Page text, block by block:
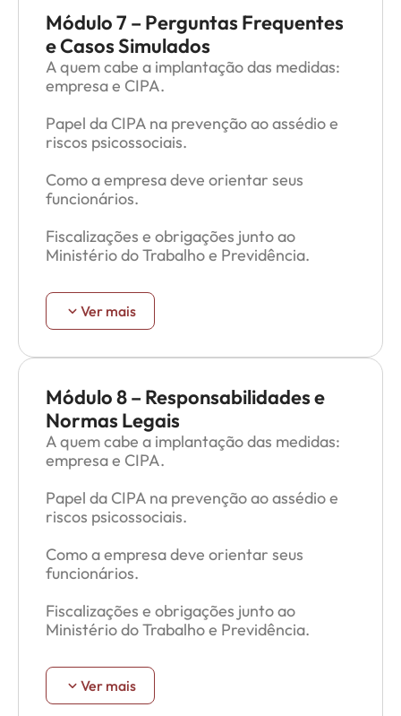
Quem pode acessar essas informações e
como devem ser armazenadas.
Cuidados com exposição de dados
Módulo 7 – Perguntas Frequentes
e Casos Simulados
A quem cabe a implantação das medidas:
empresa e CIPA.
Papel da CIPA na prevenção ao assédio e
riscos psicossociais.
Como a empresa deve orientar seus
funcionários.
Fiscalizações e obrigações junto ao
Ministério do Trabalho e Previdência.
Posicionamento da jurisprudência.
Posicionamento dos órgãos de fiscalização.
Ver mais
Módulo 8 – Responsabilidades e
Normas Legais
A quem cabe a implantação das medidas:
empresa e CIPA.
Papel da CIPA na prevenção ao assédio e
riscos psicossociais.
Como a empresa deve orientar seus
funcionários.
Fiscalizações e obrigações junto ao
Ministério do Trabalho e Previdência.
Posicionamento da jurisprudência.
Posicionamento dos órgãos de fiscalização.
Ver mais